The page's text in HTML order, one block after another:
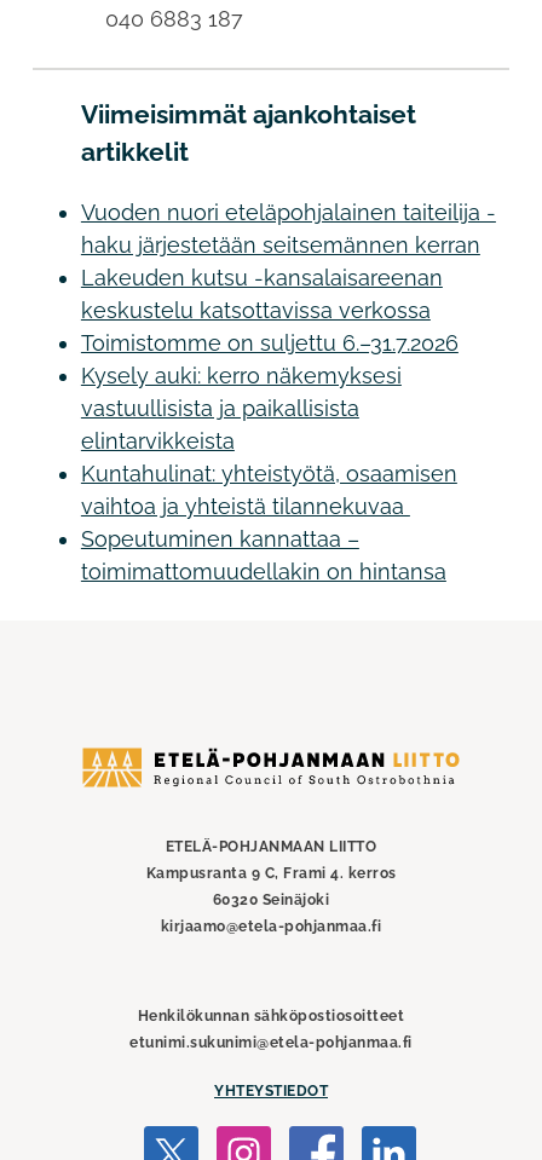
040 6883 187
Viimeisimmät ajankohtaiset
artikkelit
Vuoden nuori eteläpohjalainen taiteilija -
haku järjestetään seitsemännen kerran
Lakeuden kutsu -kansalaisareenan
keskustelu katsottavissa verkossa
Toimistomme on suljettu 6.–31.7.2026
Kysely auki: kerro näkemyksesi
vastuullisista ja paikallisista
elintarvikkeista
Kuntahulinat: yhteistyötä, osaamisen
vaihtoa ja yhteistä tilannekuvaa
Sopeutuminen kannattaa –
toimimattomuudellakin on hintansa
Etelä-
ETELÄ-POHJANMAAN LIITTO
Kampusranta 9 C, Frami 4. kerros
60320 Seinäjoki
kirjaamo@etela-pohjanmaa.fi
Henkilökunnan sähköpostiosoitteet
etunimi.sukunimi@etela-pohjanmaa.fi
YHTEYSTIEDOT